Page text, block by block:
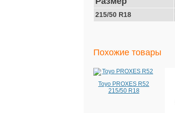
215/50 R18
Похожие товары
Toyo PROXES R52
215/50 R18